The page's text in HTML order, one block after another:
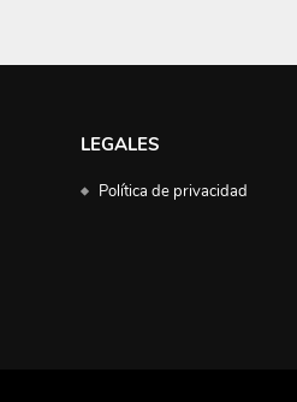
LEGALES
Política de privacidad